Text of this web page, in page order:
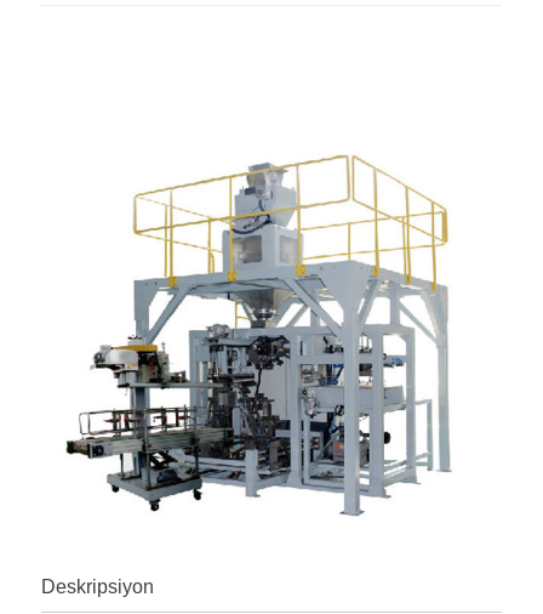
Deskripsiyon